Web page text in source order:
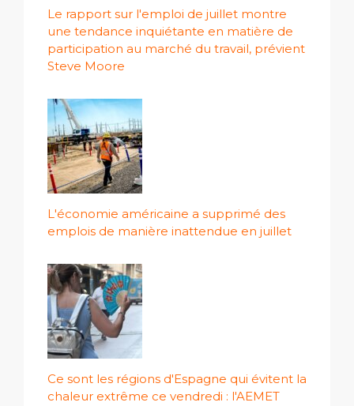
Le rapport sur l'emploi de juillet montre
une tendance inquiétante en matière de
participation au marché du travail, prévient
Steve Moore
L'économie américaine a supprimé des
emplois de manière inattendue en juillet
Ce sont les régions d'Espagne qui évitent la
chaleur extrême ce vendredi : l'AEMET